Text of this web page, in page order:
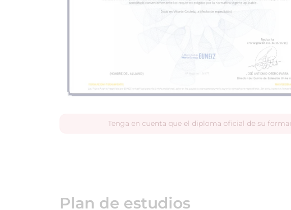
Tenga en cuenta que el diploma oficial de su
Plan de estudios